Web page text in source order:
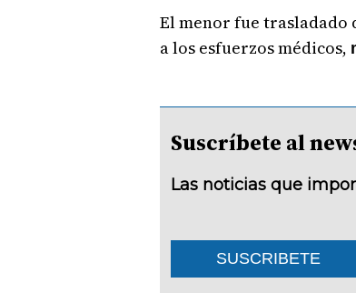
El menor fue trasladado
a los esfuerzos médicos,
Suscríbete al
Las noticias que
SUSCRIBETE